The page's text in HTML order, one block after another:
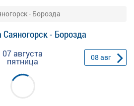
- Борозда
- Борозда
07 августа
пятница 08 авг